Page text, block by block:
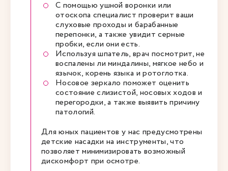
С помощью ушной воронки или
отоскопа специалист проверит ваши
слуховые проходы и барабанные
перепонки, а также увидит серные
пробки, если они есть.
Используя шпатель, врач посмотрит, не
воспалены ли миндалины, мягкое небо и
язычок, корень языка и ротоглотка.
Носовое зеркало поможет оценить
состояние слизистой, носовых ходов и
перегородки, а также выявить причину
патологий.
Для юных пациентов у нас предусмотрены
детские насадки на инструменты, что
позволяет минимизировать возможный
дискомфорт при осмотре.